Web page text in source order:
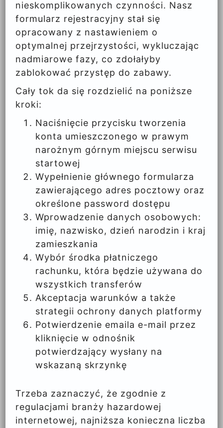
nieskomplikowanych czynności. Nasz
formularz rejestracyjny stał się
opracowany z nastawieniem o
optymalnej przejrzystości, wykluczając
nadmiarowe fazy, co zdołałyby
zablokować przystęp do zabawy.
Cały tok da się rozdzielić na poniższe
kroki:
Naciśnięcie przycisku tworzenia
konta umieszczonego w prawym
narożnym górnym miejscu serwisu
startowej
Wypełnienie głównego formularza
zawierającego adres pocztowy oraz
określone password dostępu
Wprowadzenie danych osobowych:
imię, nazwisko, dzień narodzin i kraj
zamieszkania
Wybór środka płatniczego
rachunku, która będzie używana do
wszystkich transferów
Akceptacja warunków a także
strategii ochrony danych platformy
Potwierdzenie emaila e-mail przez
kliknięcie w odnośnik
potwierdzający wysłany na
wskazaną skrzynkę
Trzeba zaznaczyć, że zgodnie z
regulacjami branży hazardowej
internetowej, najniższa konieczna liczba